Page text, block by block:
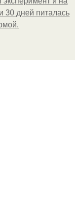
30 дней питалась